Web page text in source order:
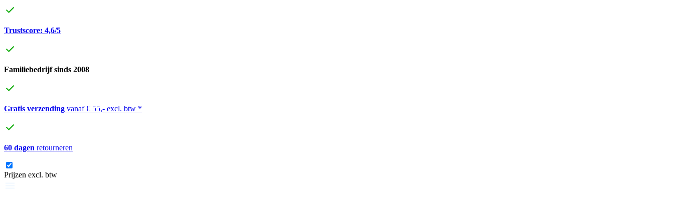
Trustscore: 4,6/5
Familiebedrijf sinds 2008
Gratis verzending vanaf € 55,- excl. btw *
60 dagen retourneren
Prijzen excl. btw